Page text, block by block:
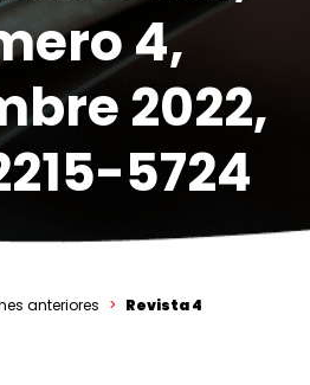
4,
2022,
5724
anteriores Revista 4